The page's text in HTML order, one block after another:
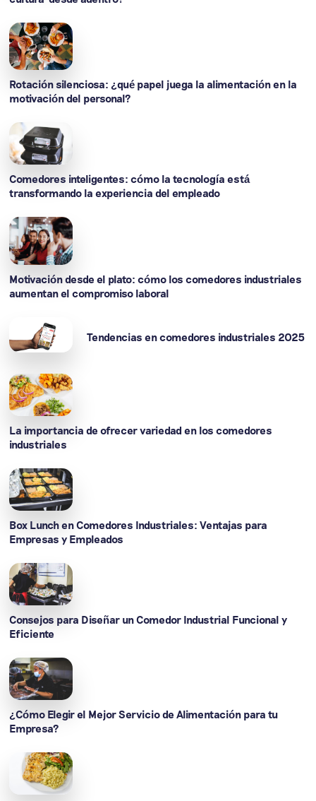
Rotación silenciosa: ¿qué papel juega la alimentación en la
motivación del personal?
Comedores inteligentes: cómo la tecnología está
transformando la experiencia del empleado
Motivación desde el plato: cómo los comedores industriales
aumentan el compromiso laboral
Tendencias en comedores industriales 2025
La importancia de ofrecer variedad en los comedores
industriales
Box Lunch en Comedores Industriales: Ventajas para
Empresas y Empleados
Consejos para Diseñar un Comedor Industrial Funcional y
Eficiente
¿Cómo Elegir el Mejor Servicio de Alimentación para tu
Empresa?